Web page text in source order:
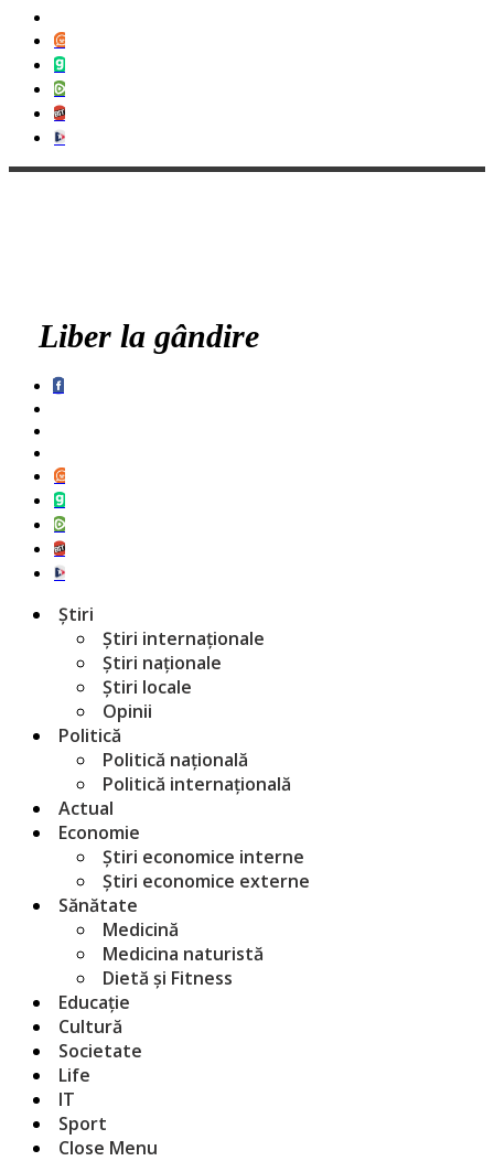
Liber la gândire
Știri
Știri internaționale
Știri naționale
Știri locale
Opinii
Politică
Politică națională
Politică internațională
Actual
Economie
Știri economice interne
Știri economice externe
Sănătate
Medicină
Medicina naturistă
Dietă și Fitness
Educație
Cultură
Societate
Life
IT
Sport
Close Menu